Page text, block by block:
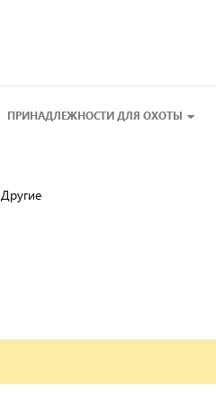
ПРИНАДЛЕЖНОСТИ ДЛЯ ОХОТЫ
Другие